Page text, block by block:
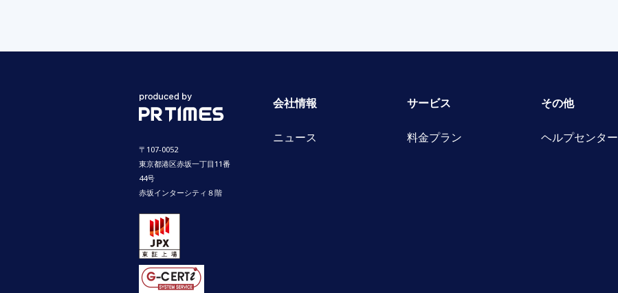
〒107-0052
東京都港区赤坂一丁目11番
44号
赤坂インターシティ８階
会社情報
ニュース
サービス
料金プラン
その他
ヘルプセンター